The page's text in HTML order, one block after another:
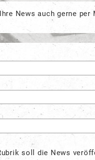
News auch gerne per
soll die News